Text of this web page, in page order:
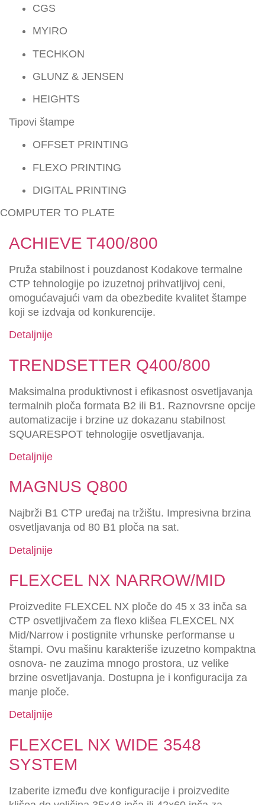
CGS
MYIRO
TECHKON
GLUNZ & JENSEN
HEIGHTS
Tipovi štampe
OFFSET PRINTING
FLEXO PRINTING
DIGITAL PRINTING
COMPUTER TO PLATE
ACHIEVE T400/800
Pruža stabilnost i pouzdanost Kodakove termalne
CTP tehnologije po izuzetnoj prihvatljivoj ceni,
omogućavajući vam da obezbedite kvalitet štampe
koji se izdvaja od konkurencije.
Detaljnije
TRENDSETTER Q400/800
Maksimalna produktivnost i efikasnost osvetljavanja
termalnih ploča formata B2 ili B1. Raznovrsne opcije
automatizacije i brzine uz dokazanu stabilnost
SQUARESPOT tehnologije osvetljavanja.
Detaljnije
MAGNUS Q800
Najbrži B1 CTP uređaj na tržištu. Impresivna brzina
osvetljavanja od 80 B1 ploča na sat.
Detaljnije
FLEXCEL NX NARROW/MID
Proizvedite FLEXCEL NX ploče do 45 x 33 inča sa
CTP osvetljivačem za flexo klišea FLEXCEL NX
Mid/Narrow i postignite vrhunske performanse u
štampi. Ovu mašinu karakteriše izuzetno kompaktna
osnova- ne zauzima mnogo prostora, uz velike
brzine osvetljavanja. Dostupna je i konfiguracija za
manje ploče.
Detaljnije
FLEXCEL NX WIDE 3548
SYSTEM
Izaberite između dve konfiguracije i proizvedite